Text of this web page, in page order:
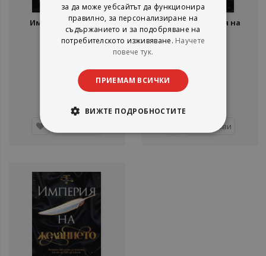
Империя на греха
10,00 €
19,56 лв.
Е-книга Империя на
желанието
рейтинг:
1%
Добави
за да може уебсайтът да функционира
правилно, за персонализиране на
съдържанието и за подобряване на
потребителското изживяване. Научете
повече тук.
ПРИЕМАМ ВСИЧКИ
ВИЖТЕ ПОДРОБНОСТИТЕ